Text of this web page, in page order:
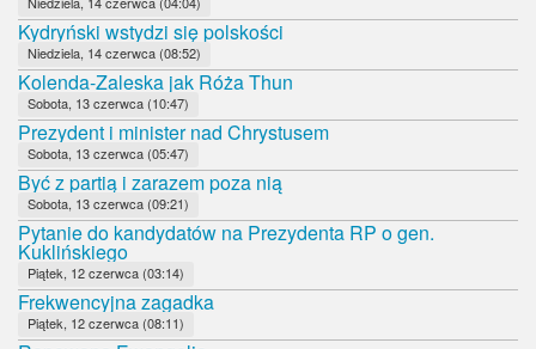
Kydryński wstydzi się polskości
Niedziela, 14 czerwca (08:52)
Kolenda-Zaleska jak Róża Thun
Sobota, 13 czerwca (10:47)
Prezydent i minister nad Chrystusem
Sobota, 13 czerwca (05:47)
Być z partią i zarazem poza nią
Sobota, 13 czerwca (09:21)
Pytanie do kandydatów na Prezydenta RP o gen.
Kuklińskiego
Piątek, 12 czerwca (03:14)
Frekwencyjna zagadka
Piątek, 12 czerwca (08:11)